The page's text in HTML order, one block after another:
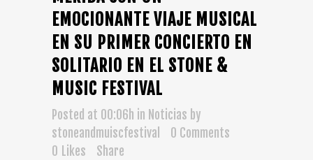
EMOCIONANTE VIAJE MUSICAL
EN SU PRIMER CONCIERTO EN
SOLITARIO EN EL STONE &
MUSIC FESTIVAL
Posted at 00:06h in Noticias by
stoneandmuiscfestival
0 Comments
0 Likes Share